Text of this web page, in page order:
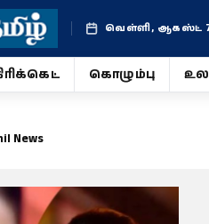
வெள்ளி, ஆகஸ்ட் 7,
கொழும்பு
News